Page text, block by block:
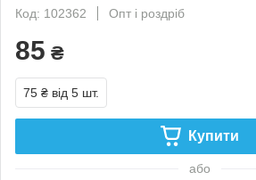
Код: 102362
Опт і роздріб
85 ₴
75 ₴ від 5 шт.
Купити
або